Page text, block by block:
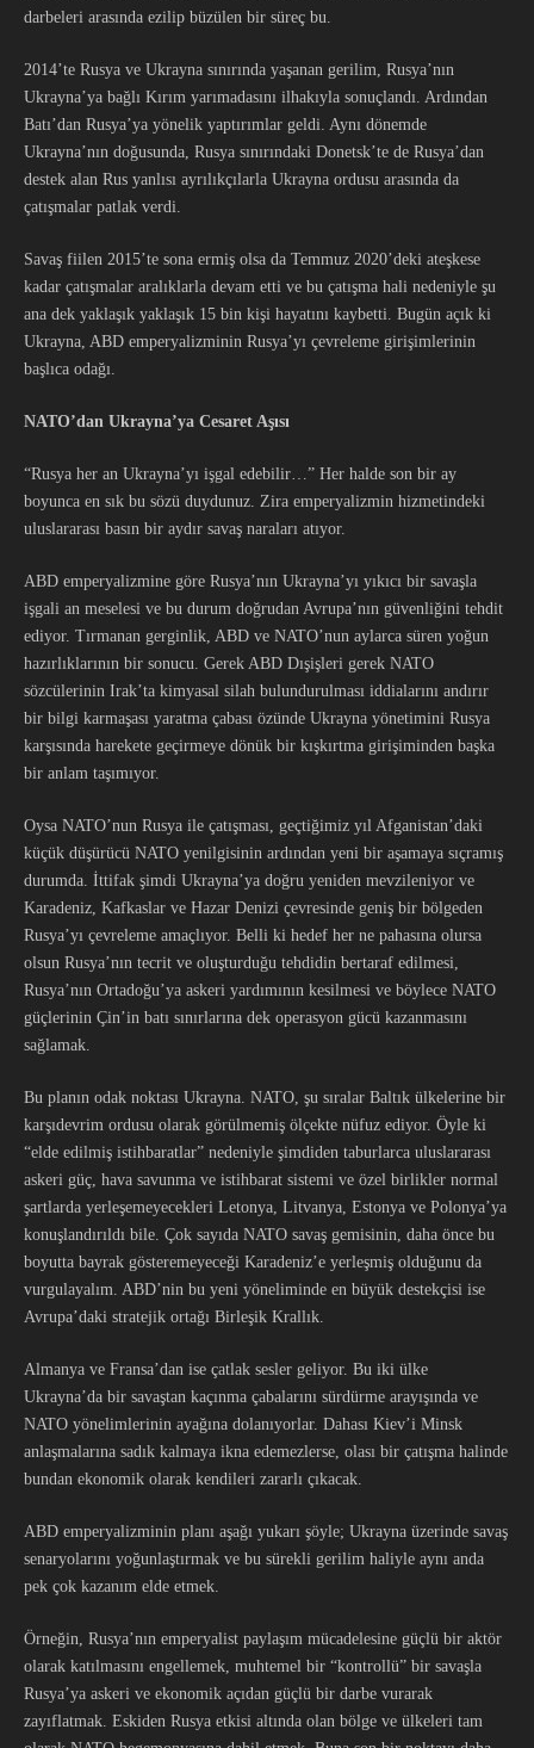
darbeleri arasında ezilip büzülen bir süreç bu.
2014’te Rusya ve Ukrayna sınırında yaşanan gerilim, Rusya’nın
Ukrayna’ya bağlı Kırım yarımadasını ilhakıyla sonuçlandı. Ardından
Batı’dan Rusya’ya yönelik yaptırımlar geldi. Aynı dönemde
Ukrayna’nın doğusunda, Rusya sınırındaki Donetsk’te de Rusya’dan
destek alan Rus yanlısı ayrılıkçılarla Ukrayna ordusu arasında da
çatışmalar patlak verdi.
Savaş fiilen 2015’te sona ermiş olsa da Temmuz 2020’deki ateşkese
kadar çatışmalar aralıklarla devam etti ve bu çatışma hali nedeniyle şu
ana dek yaklaşık yaklaşık 15 bin kişi hayatını kaybetti. Bugün açık ki
Ukrayna, ABD emperyalizminin Rusya’yı çevreleme girişimlerinin
başlıca odağı.
NATO’dan Ukrayna’ya Cesaret Aşısı
“Rusya her an Ukrayna’yı işgal edebilir…” Her halde son bir ay
boyunca en sık bu sözü duydunuz. Zira emperyalizmin hizmetindeki
uluslararası basın bir aydır savaş naraları atıyor.
ABD emperyalizmine göre Rusya’nın Ukrayna’yı yıkıcı bir savaşla
işgali an meselesi ve bu durum doğrudan Avrupa’nın güvenliğini tehdit
ediyor. Tırmanan gerginlik, ABD ve NATO’nun aylarca süren yoğun
hazırlıklarının bir sonucu. Gerek ABD Dışişleri gerek NATO
sözcülerinin Irak’ta kimyasal silah bulundurulması iddialarını andırır
bir bilgi karmaşası yaratma çabası özünde Ukrayna yönetimini Rusya
karşısında harekete geçirmeye dönük bir kışkırtma girişiminden başka
bir anlam taşımıyor.
Oysa NATO’nun Rusya ile çatışması, geçtiğimiz yıl Afganistan’daki
küçük düşürücü NATO yenilgisinin ardından yeni bir aşamaya sıçramış
durumda. İttifak şimdi Ukrayna’ya doğru yeniden mevzileniyor ve
Karadeniz, Kafkaslar ve Hazar Denizi çevresinde geniş bir bölgeden
Rusya’yı çevreleme amaçlıyor. Belli ki hedef her ne pahasına olursa
olsun Rusya’nın tecrit ve oluşturduğu tehdidin bertaraf edilmesi,
Rusya’nın Ortadoğu’ya askeri yardımının kesilmesi ve böylece NATO
güçlerinin Çin’in batı sınırlarına dek operasyon gücü kazanmasını
sağlamak.
Bu planın odak noktası Ukrayna. NATO, şu sıralar Baltık ülkelerine bir
karşıdevrim ordusu olarak görülmemiş ölçekte nüfuz ediyor. Öyle ki
“elde edilmiş istihbaratlar” nedeniyle şimdiden taburlarca uluslararası
askeri güç, hava savunma ve istihbarat sistemi ve özel birlikler normal
şartlarda yerleşemeyecekleri Letonya, Litvanya, Estonya ve Polonya’ya
konuşlandırıldı bile. Çok sayıda NATO savaş gemisinin, daha önce bu
boyutta bayrak gösteremeyeceği Karadeniz’e yerleşmiş olduğunu da
vurgulayalım. ABD’nin bu yeni yöneliminde en büyük destekçisi ise
Avrupa’daki stratejik ortağı Birleşik Krallık.
Almanya ve Fransa’dan ise çatlak sesler geliyor. Bu iki ülke
Ukrayna’da bir savaştan kaçınma çabalarını sürdürme arayışında ve
NATO yönelimlerinin ayağına dolanıyorlar. Dahası Kiev’i Minsk
anlaşmalarına sadık kalmaya ikna edemezlerse, olası bir çatışma halinde
bundan ekonomik olarak kendileri zararlı çıkacak.
ABD emperyalizminin planı aşağı yukarı şöyle; Ukrayna üzerinde savaş
senaryolarını yoğunlaştırmak ve bu sürekli gerilim haliyle aynı anda
pek çok kazanım elde etmek.
Örneğin, Rusya’nın emperyalist paylaşım mücadelesine güçlü bir aktör
olarak katılmasını engellemek, muhtemel bir “kontrollü” bir savaşla
Rusya’ya askeri ve ekonomik açıdan güçlü bir darbe vurarak
zayıflatmak. Eskiden Rusya etkisi altında olan bölge ve ülkeleri tam